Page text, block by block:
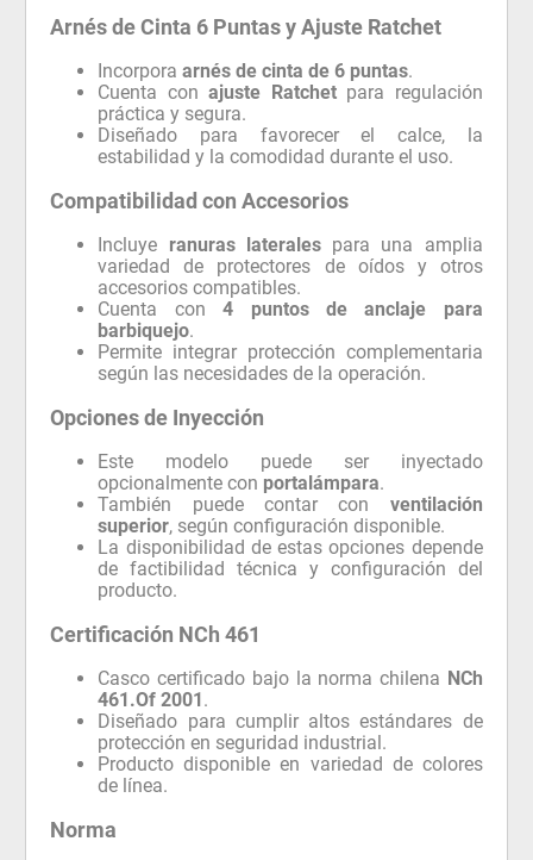
Arnés de Cinta 6 Puntas y Ajuste Ratchet
Incorporaarnés de cinta de 6 puntas.
Cuenta conajuste Ratchetpara regulación
práctica y segura.
Diseñado para favorecer el calce, la
estabilidad y la comodidad durante el uso.
Compatibilidad con Accesorios
Incluye ranuras lateralespara una amplia
variedad de protectores de oídos y otros
accesorios compatibles.
Cuenta con4 puntos de anclaje para
barbiquejo.
Permite integrar protección complementaria
según las necesidades de la operación.
Opciones de Inyección
Este modelo puede ser inyectado
opcionalmente con portalámpara.
También puede contar con ventilación
superior, según configuración disponible.
La disponibilidad de estas opciones depende
de factibilidad técnica y configuración del
producto.
Certificación NCh 461
Casco certificado bajo la norma chilena NCh
461.Of 2001.
Diseñado para cumplir altos estándares de
protección en seguridad industrial.
Producto disponible en variedad de colores
de línea.
Norma